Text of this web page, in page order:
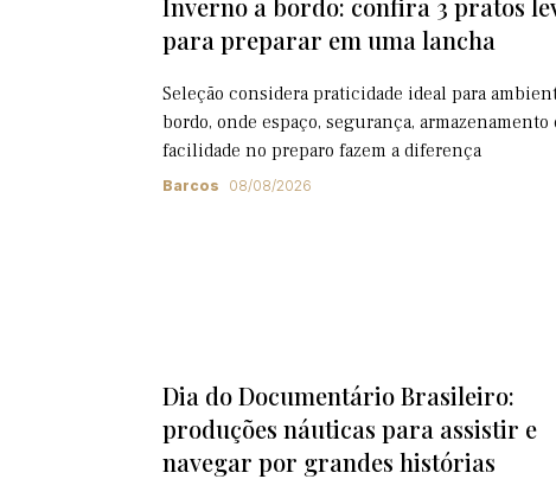
Inverno a bordo: confira 3 pratos
para preparar em uma lancha
Seleção considera praticidade ideal para
bordo, onde espaço, segurança, armazenamento
facilidade no preparo fazem a diferença
Barcos 08/08/2026
Dia do Documentário Brasileiro:
produções náuticas para assistir e
navegar por grandes histórias